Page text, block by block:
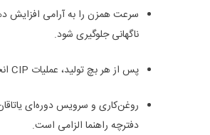
سرعت همزن را به آرامی افزایش
ناگهانی جلوگیری شود.
پس از هر بچ تولید، عملیات CIP انجام شود.
روغن‌کاری و سرویس دوره‌ای
دفترچه راهنما الزامی است.